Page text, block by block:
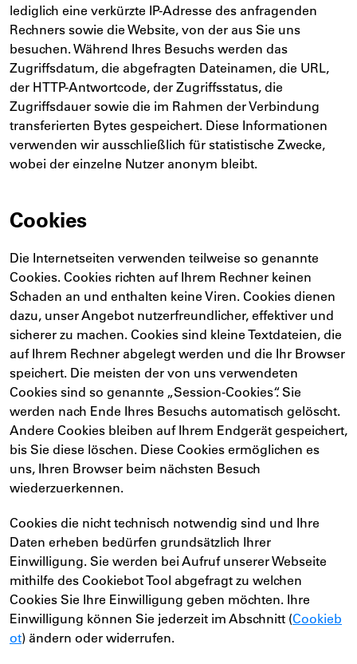
lediglich eine verkürzte IP-Adresse des anfragenden
Rechners sowie die Website, von der aus Sie uns
besuchen. Während Ihres Besuchs werden das
Zugriffsdatum, die abgefragten Dateinamen, die URL,
der HTTP-Antwortcode, der Zugriffsstatus, die
Zugriffsdauer sowie die im Rahmen der Verbindung
transferierten Bytes gespeichert. Diese Informationen
verwenden wir ausschließlich für statistische Zwecke,
wobei der einzelne Nutzer anonym bleibt.
Cookies
Die Internetseiten verwenden teilweise so genannte
Cookies. Cookies richten auf Ihrem Rechner keinen
Schaden an und enthalten keine Viren. Cookies dienen
dazu, unser Angebot nutzerfreundlicher, effektiver und
sicherer zu machen. Cookies sind kleine Textdateien, die
auf Ihrem Rechner abgelegt werden und die Ihr Browser
speichert. Die meisten der von uns verwendeten
Cookies sind so genannte „Session-Cookies“. Sie
werden nach Ende Ihres Besuchs automatisch gelöscht.
Andere Cookies bleiben auf Ihrem Endgerät gespeichert,
bis Sie diese löschen. Diese Cookies ermöglichen es
uns, Ihren Browser beim nächsten Besuch
wiederzuerkennen.
Cookies die nicht technisch notwendig sind und Ihre
Daten erheben bedürfen grundsätzlich Ihrer
Einwilligung. Sie werden bei Aufruf unserer Webseite
mithilfe des Cookiebot Tool abgefragt zu welchen
Cookies Sie Ihre Einwilligung geben möchten. Ihre
Einwilligung können Sie jederzeit im Abschnitt (Cookieb
ot) ändern oder widerrufen.